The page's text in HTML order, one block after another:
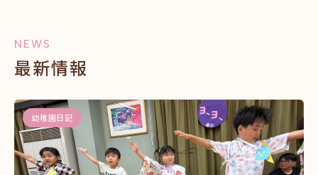
NEWS
最新情報
幼稚園日記